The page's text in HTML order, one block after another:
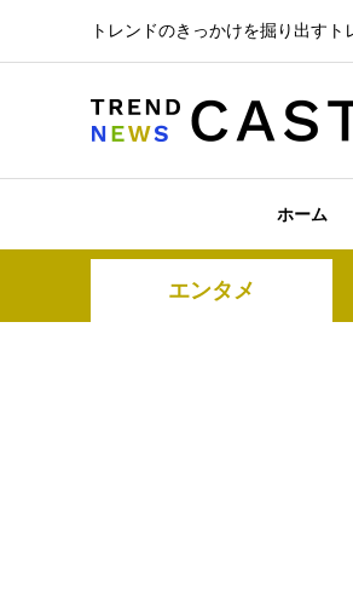
トレンドのきっかけを掘り出す
ホーム
エンタメ